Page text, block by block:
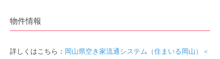
物件情報
詳しくはこちら： 岡山県空き家流通システム（住まいる岡山）＜